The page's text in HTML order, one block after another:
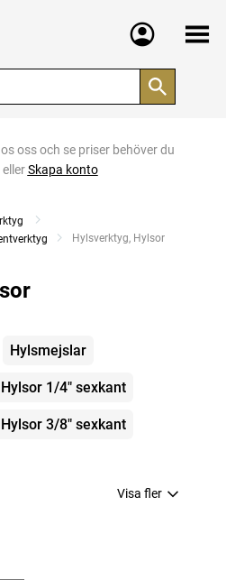
Meny
oss och se priser behöver du
ellerSkapa konto
Current:
Hylsverktyg, Hylsor
Hylsmejslar
Hylsor 1/4" sexkant
Hylsor 3/8" sexkant
Visa fler